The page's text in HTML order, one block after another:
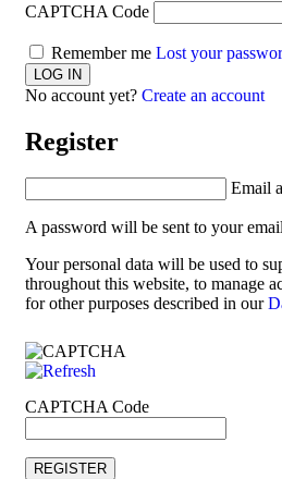
CAPTCHA Code
Remember me Lost your
No account yet? Create an account
Register
Email
A password will be sent to your
Your personal data will be used to
throughout this website, to manage
for other purposes described in our
CAPTCHA Code
REGISTER